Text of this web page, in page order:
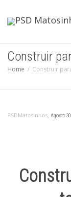
Construir
Home
Construir
PSDMatosinhos, Agosto